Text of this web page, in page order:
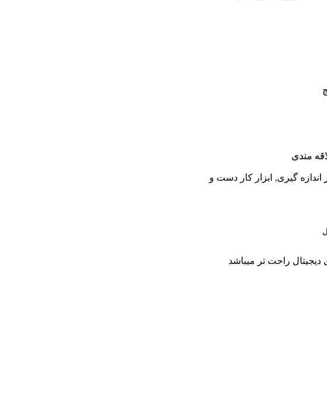
مندی
اندازه گیری, ابزار کار دست و
راحت تر میباشد